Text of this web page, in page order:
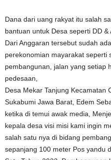
Dana dari uang rakyat itu salah
bantuan untuk Desa seperti DD &
Dari Anggaran tersebut sudah
perekonomian mayarakat seperti
pembangunan, jalan yang setiap
pedesaan,
Desa Mekar Tanjung Kecamatan
Sukabumi Jawa Barat, Edem
ketika di temui awak media,
kepala desa visi misi kami ingin
salah satu nya di bidang
sepanjang 100 meter Pos yandu